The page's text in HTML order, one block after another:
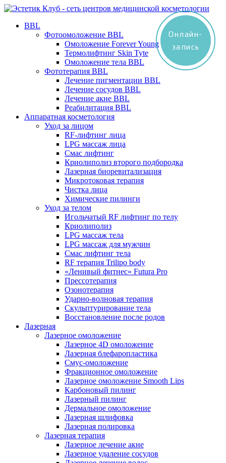
BBL
Фотоомоложение BBL
Омоложение Forever Young
Термолифтинг Skin Tyte
Омоложение тела BBL
Фототерапия BBL
Лечение пигментации BBL
Лечение сосудов BBL
Лечение акне BBL
Реабилитация BBL
Аппаратная косметология
Уход за лицом
RF-лифтинг лица
LPG массаж лица
Смас лифтинг
Криолиполиз второго подбородка
Лазерная биоревитализация
Микротоковая терапия
Чистка лица
Химические пилинги
Уход за телом
Игольчатый RF лифтинг по телу
Криолиполиз
LPG массаж тела
LPG массаж для мужчин
Смас лифтинг тела
RF терапия Trilipo body
«Ленивый фитнес» Futura Pro
Прессотерапия
Озонотерапия
Ударно-волновая терапия
Скульптурирование тела
Восстановление после родов
Лазерная
Лазерное омоложение
Лазерное 4D омоложение
Лазерная блефаропластика
Смус-омоложение
Фракционное омоложение
Лазерное омоложение Smooth Lips
Карбоновый пилинг
Лазерный пилинг
Дермальное омоложение
Лазерная шлифовка
Лазерная полировка
Лазерная терапия
Лазерное лечение акне
Лазерное удаление сосудов
Онлайн-
запись